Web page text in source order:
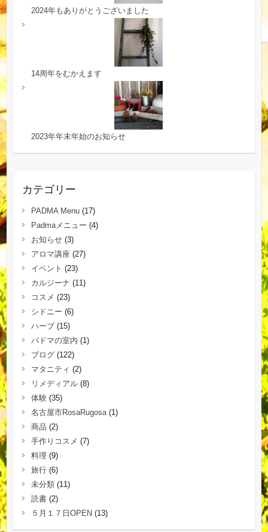
2024年もありがとうございました
14周年をむかえます
2023年年末年始のお知らせ
カテゴリー
PADMA Menu(17)
Padmaメニュー (4)
お知らせ(3)
アロマ講座(27)
イベント (23)
カルジーナ (11)
コスメ (23)
シドニー (6)
ハーブ(15)
パドマの室内 (1)
ブログ(122)
マタニティ (2)
リメディアル(8)
体験(35)
名古屋市RosaRugosa(1)
商品 (2)
手作りコスメ (7)
料理 (9)
旅行(6)
未分類(11)
読書(2)
５月１７日OPEN (13)